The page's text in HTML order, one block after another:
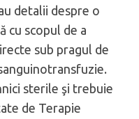
detalii despre o
cu scopul de a
sub pragul de
sterile şi trebuie
de Terapie